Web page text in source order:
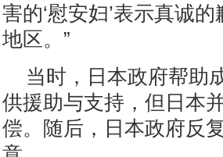
害的‘慰安妇’表示真诚
地区。”
当时，日本政府帮助
供援助与支持，但日本
偿。随后，日本政府反